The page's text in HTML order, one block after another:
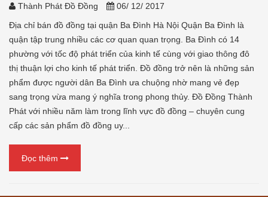
Thành Phát Đồ Đồng
06/ 12/ 2017
Địa chỉ bán đồ đồng tại quận Ba Đình Hà Nội Quận Ba Đình là
quận tập trung nhiều các cơ quan quan trọng. Ba Đình có 14
phường với tốc độ phát triển của kinh tế cùng với giao thông đô
thị thuận lợi cho kinh tế phát triển. Đồ đồng trở nên là những sản
phẩm được người dân Ba Đình ưa chuộng nhờ mang vẻ đẹp
sang trọng vừa mang ý nghĩa trong phong thủy. Đồ Đồng Thành
Phát với nhiều năm làm trong lĩnh vực đồ đồng – chuyên cung
cấp các sản phẩm đồ đồng uy...
Đọc thêm